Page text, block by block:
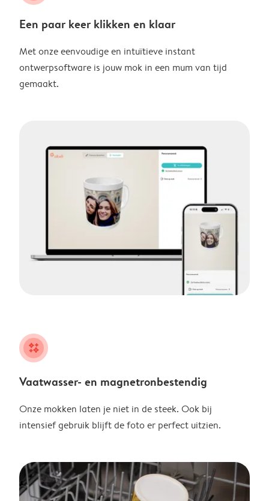
Een paar keer klikken en klaar
Met onze eenvoudige en intuïtieve instant
ontwerpsoftware is jouw mok in een mum van tijd
gemaakt.
night
Vaatwasser- en magnetronbestendig
Onze mokken laten je niet in de steek. Ook bij
intensief gebruik blijft de foto er perfect uitzien.